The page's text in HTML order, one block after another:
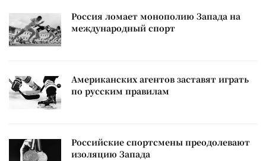
Россия ломает монополию Запада на
международный спорт
Американских агентов заставят играть
по русским правилам
Российские спортсмены преодолевают
изоляцию Запада